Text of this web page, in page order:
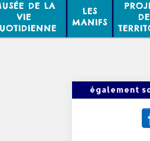
DE LA
VIE
LES
MANIFS
DE
également